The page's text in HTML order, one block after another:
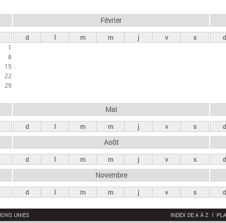
r
c
1
8
15
22
29
Février
d l m m j v s d
Mai
d l m m j v s d
Août
d l m m j v s d
Novembre
d l m m j v s d
UNIES INDEX DE A À Z